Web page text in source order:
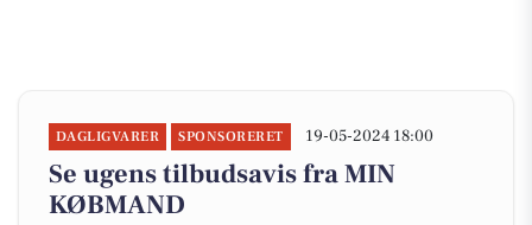
DAGLIGVARER SPONSORERET 19-05-2024 18:00
Se ugens tilbudsavis fra MIN
KØBMAND